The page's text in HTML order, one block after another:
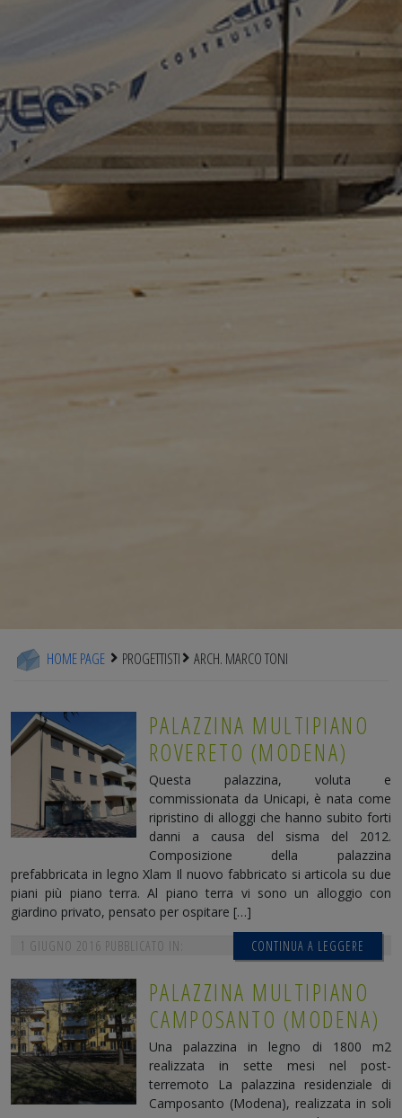
HOME PAGE PROGETTISTI ARCH. MARCO TONI
PALAZZINA MULTIPIANO
ROVERETO (MODENA)
Questa palazzina, voluta e
commissionata da Unicapi, è nata come
ripristino di alloggi che hanno subito forti
danni a causa del sisma del 2012.
Composizione della palazzina
prefabbricata in legno Xlam Il nuovo fabbricato si articola su due
piani più piano terra. Al piano terra vi sono un alloggio con
giardino privato, pensato per ospitare […]
CONTINUA A LEGGERE
1 GIUGNO 2016 PUBBLICATO IN:
PALAZZINA MULTIPIANO
CAMPOSANTO (MODENA)
Una palazzina in legno di 1800 m2
realizzata in sette mesi nel post-
terremoto La palazzina residenziale di
Camposanto (Modena), realizzata in soli